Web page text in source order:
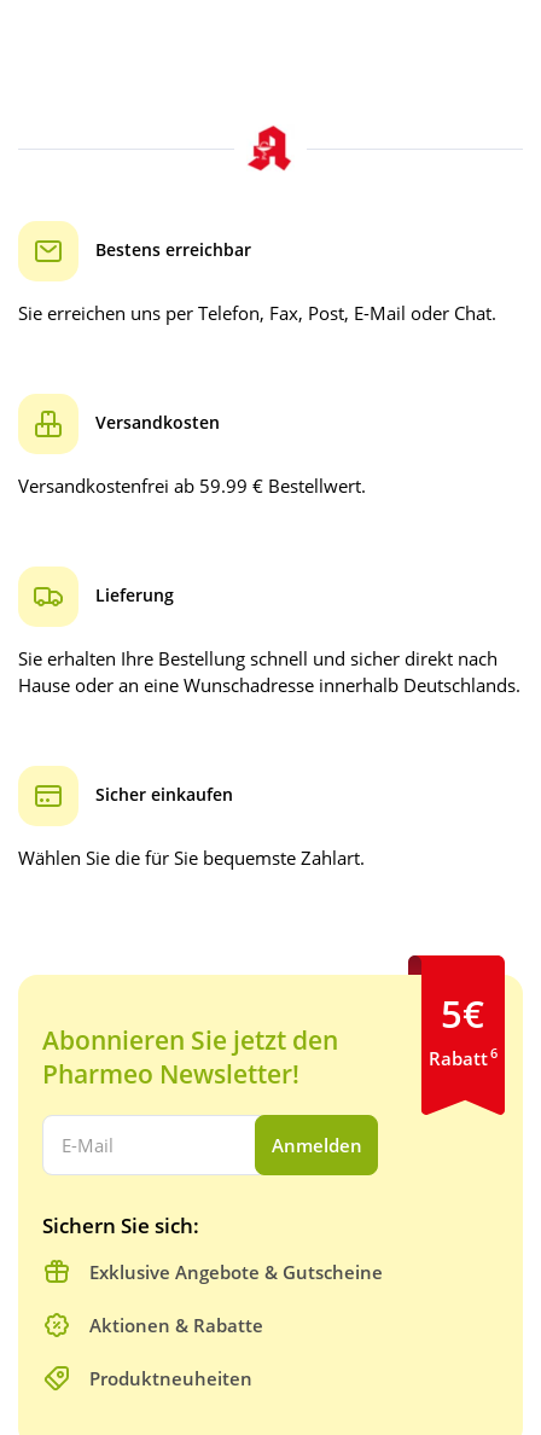
Bestens erreichbar
Sie erreichen uns per Telefon, Fax, Post, E-Mail oder Chat.
Versandkosten
Versandkostenfrei ab 59.99 € Bestellwert.
Lieferung
Sie erhalten Ihre Bestellung schnell und sicher direkt nach
Hause oder an eine Wunschadresse innerhalb Deutschlands.
Sicher einkaufen
Wählen Sie die für Sie bequemste Zahlart.
Abonnieren Sie jetzt den
Pharmeo Newsletter!
Ihre E-Mail Adresse:
Anmelden
Sichern Sie sich:
Exklusive Angebote & Gutscheine
Aktionen & Rabatte
Produktneuheiten
5€
Rabatt6